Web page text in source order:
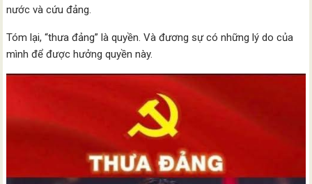
nước và cứu đảng.
Tóm lại, “thưa đảng” là quyền. Và đương sự có những lý do của
mình để được hưởng quyền này.